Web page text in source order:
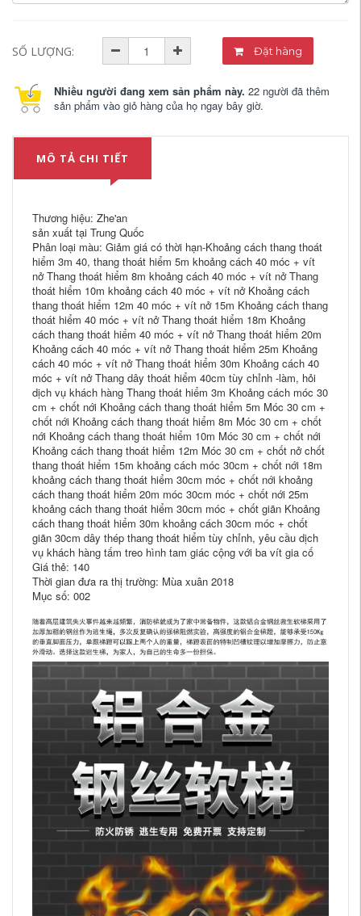
SỐ LƯỢNG: Đặt hàng
Nhiều người đang xem sản phẩm này. 22 người đã thêm
sản phẩm vào giỏ hàng của họ ngay bây giờ.
MÔ TẢ CHI TIẾT
Thương hiệu: Zhe'an
sản xuất tại Trung Quốc
Phân loại màu: Giảm giá có thời hạn-Khoảng cách thang thoát
hiểm 3m 40, thang thoát hiểm 5m khoảng cách 40 móc + vít
nở Thang thoát hiểm 8m khoảng cách 40 móc + vít nở Thang
thoát hiểm 10m khoảng cách 40 móc + vít nở Khoảng cách
thang thoát hiểm 12m 40 móc + vít nở 15m Khoảng cách thang
thoát hiểm 40 móc + vít nở Thang thoát hiểm 18m Khoảng
cách thang thoát hiểm 40 móc + vít nở Thang thoát hiểm 20m
Khoảng cách 40 móc + vít nở Thang thoát hiểm 25m Khoảng
cách 40 móc + vít nở Thang thoát hiểm 30m Khoảng cách 40
móc + vít nở Thang dây thoát hiểm 40cm tùy chỉnh -làm, hỏi
dịch vụ khách hàng Thang thoát hiểm 3m Khoảng cách móc 30
cm + chốt nới Khoảng cách thang thoát hiểm 5m Móc 30 cm +
chốt nới Khoảng cách thang thoát hiểm 8m Móc 30 cm + chốt
nới Khoảng cách thang thoát hiểm 10m Móc 30 cm + chốt nới
Khoảng cách thang thoát hiểm 12m Móc 30 cm + chốt nở chốt
thang thoát hiểm 15m khoảng cách móc 30cm + chốt nới 18m
khoảng cách thang thoát hiểm 30cm móc + chốt nới khoảng
cách thang thoát hiểm 20m móc 30cm móc + chốt nới 25m
khoảng cách thang thoát hiểm 30cm móc + chốt giãn Khoảng
cách thang thoát hiểm 30m khoảng cách 30cm móc + chốt
giãn 30cm dây thép thang thoát hiểm tùy chỉnh, yêu cầu dịch
vụ khách hàng tấm treo hình tam giác cộng với ba vít gia cố
Giá thẻ: 140
Thời gian đưa ra thị trường: Mùa xuân 2018
Mục số: 002